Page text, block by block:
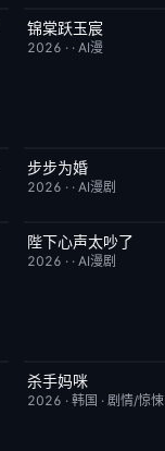
完结
锦棠跃玉宸
2026 · · AI漫
完结
步步为婚
2026 · · AI漫剧
完结
陛下心声太吵了
2026 · · AI漫剧
更新至第02集
杀手妈咪
2026 · 韩国 · 剧情/惊悚